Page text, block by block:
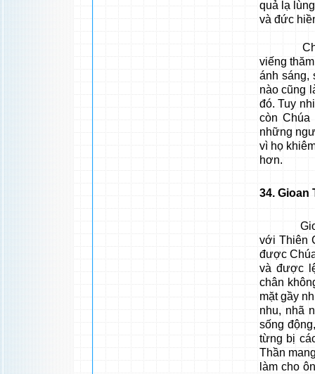
quả lạ
và đức
Chúa ủi
viếng
ánh sáng,
nào cũng
đó. Tuy
còn
những
vì họ
hơn.
34. Gioan
Gioan
với Thiên
được
và được
chân
mặt gầy
nhu, nhã
sống
từng bị
Thần
làm cho